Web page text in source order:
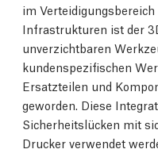
im
Infrastrukturen ist der
unverzichtbaren
kundenspezifischen
Ersatzteilen und
geworden. Diese
Sicherheitslücken mit
Drucker verwendet